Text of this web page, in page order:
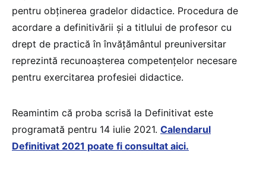
pentru obținerea gradelor didactice. Procedura de
acordare a definitivării și a titlului de profesor cu
drept de practică în învățământul preuniversitar
reprezintă recunoașterea competențelor necesare
pentru exercitarea profesiei didactice.
Reamintim că proba scrisă la Definitivat este
programată pentru 14 iulie 2021. Calendarul
Definitivat 2021 poate fi consultat aici.